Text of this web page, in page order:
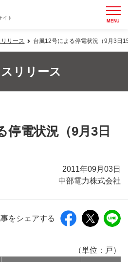
イト MENU
リース 台風12号による停電状況（9月3日
リリース
停電状況（9月3日
2011年09月03日
中部電力株式会社
をシェアする
（単位：戸）